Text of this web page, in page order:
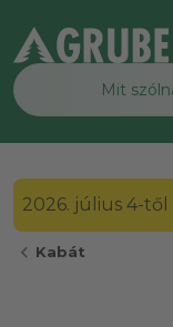
2026. július 4-
chevron_left Kabát